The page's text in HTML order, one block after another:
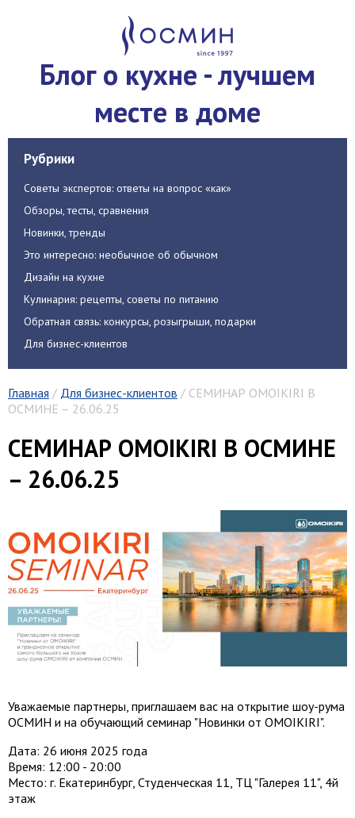
Блог о кухне - лучшем
месте в доме
Рубрики
Советы экспертов: ответы на вопрос «как»
Обзоры, тесты, сравнения
Новинки, тренды
Это интересно: необычное об обычном
Дизайн на кухне
Кулинария: рецепты, советы по питанию
Обратная связь: конкурсы, розыгрыши, подарки
Для бизнес-клиентов
Главная / Для бизнес-клиентов / СЕМИНАР OMOIKIRI В
ОСМИНЕ – 26.06.25
СЕМИНАР OMOIKIRI В ОСМИНЕ
– 26.06.25
Уважаемые партнеры, приглашаем вас на открытие шоу-рума
ОСМИН и на обучающий семинар "Новинки от OMOIKIRI".
​​Дата: 26 июня 2025 года
Время: 12:00 - 20:00
Место: г. Екатеринбург, Студенческая 11, ТЦ "Галерея 11", 4й
этаж